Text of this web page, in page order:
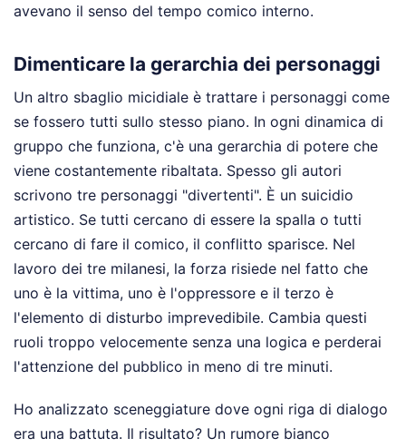
avevano il senso del tempo comico interno.
Dimenticare la gerarchia dei personaggi
Un altro sbaglio micidiale è trattare i personaggi come
se fossero tutti sullo stesso piano. In ogni dinamica di
gruppo che funziona, c'è una gerarchia di potere che
viene costantemente ribaltata. Spesso gli autori
scrivono tre personaggi "divertenti". È un suicidio
artistico. Se tutti cercano di essere la spalla o tutti
cercano di fare il comico, il conflitto sparisce. Nel
lavoro dei tre milanesi, la forza risiede nel fatto che
uno è la vittima, uno è l'oppressore e il terzo è
l'elemento di disturbo imprevedibile. Cambia questi
ruoli troppo velocemente senza una logica e perderai
l'attenzione del pubblico in meno di tre minuti.
Ho analizzato sceneggiature dove ogni riga di dialogo
era una battuta. Il risultato? Un rumore bianco